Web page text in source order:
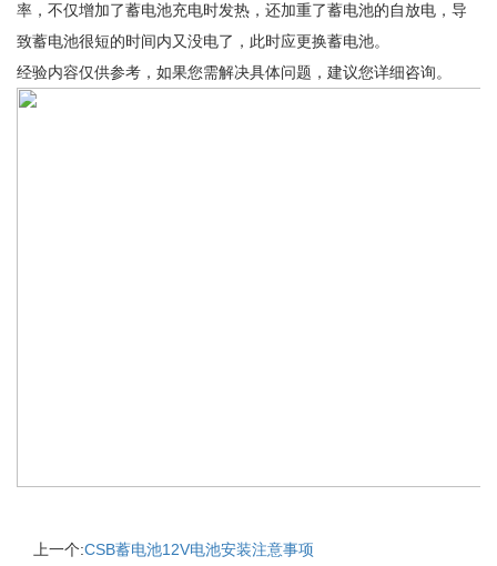
率，不仅增加了蓄电池充电时发热，还加重了蓄电池的自放电，导
致蓄电池很短的时间内又没电了，此时应更换蓄电池。
经验内容仅供参考，如果您需解决具体问题，建议您详细咨询。
上一个:CSB蓄电池12V电池安装注意事项